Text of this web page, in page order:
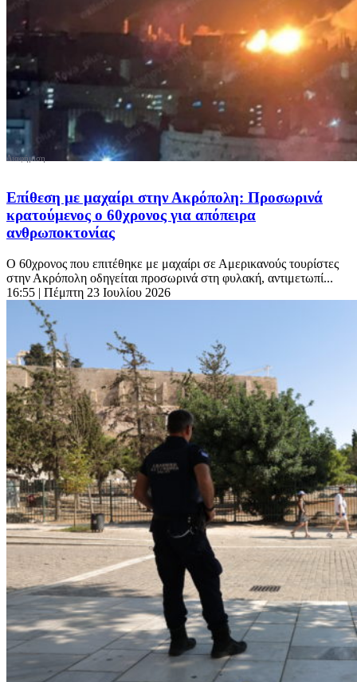
Επίθεση με μαχαίρι στην Ακρόπολη: Προσωρινά
κρατούμενος ο 60χρονος για απόπειρα
ανθρωποκτονίας
Ο 60χρονος που επιτέθηκε με μαχαίρι σε Αμερικανούς τουρίστες
στην Ακρόπολη οδηγείται προσωρινά στη φυλακή, αντιμετωπί...
16:55 | Πέμπτη 23 Ιουλίου 2026